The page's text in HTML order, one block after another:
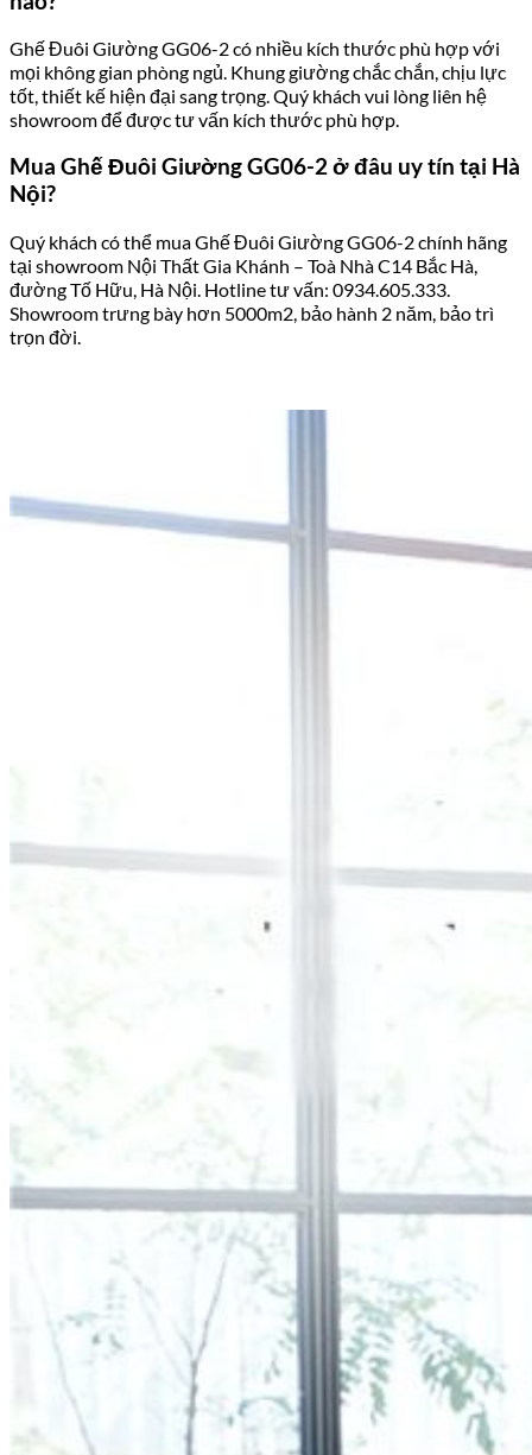
Ghế Đuôi Giường GG06-2 có nhiều kích thước phù hợp với
mọi không gian phòng ngủ. Khung giường chắc chắn, chịu lực
tốt, thiết kế hiện đại sang trọng. Quý khách vui lòng liên hệ
showroom để được tư vấn kích thước phù hợp.
Mua Ghế Đuôi Giường GG06-2 ở đâu uy tín tại Hà
Nội?
Quý khách có thể mua Ghế Đuôi Giường GG06-2 chính hãng
tại showroom Nội Thất Gia Khánh – Toà Nhà C14 Bắc Hà,
đường Tố Hữu, Hà Nội. Hotline tư vấn: 0934.605.333.
Showroom trưng bày hơn 5000m2, bảo hành 2 năm, bảo trì
trọn đời.